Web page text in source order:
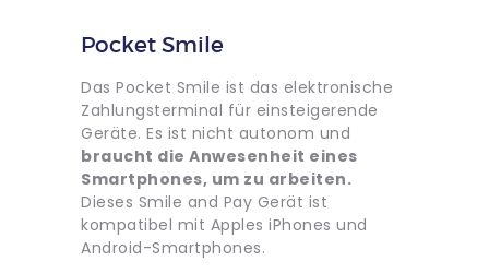
Pocket Smile
Das Pocket Smile ist das elektronische
Zahlungsterminal für einsteigerende
Geräte. Es ist nicht autonom und
braucht die Anwesenheit eines
Smartphones, um zu arbeiten.
Dieses Smile and Pay Gerät ist
kompatibel mit Apples iPhones und
Android-Smartphones.